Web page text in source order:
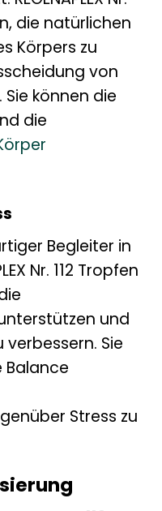
die natürlichen
Körpers zu
von
können die
die
Begleiter in
Nr. 112 Tropfen
und
Sie
Balance
Stress zu